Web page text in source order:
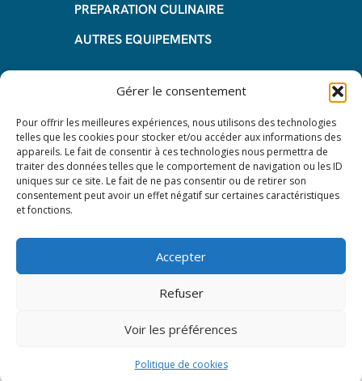
Gérer le consentement
Pour offrir les meilleures expériences, nous utilisons des technologies
telles que les cookies pour stocker et/ou accéder aux informations des
appareils. Le fait de consentir à ces technologies nous permettra de
traiter des données telles que le comportement de navigation ou les ID
uniques sur ce site. Le fait de ne pas consentir ou de retirer son
consentement peut avoir un effet négatif sur certaines caractéristiques
et fonctions.
Accepter
Refuser
Voir les préférences
Politique de cookies
PREPARATION CULINAIRE
AUTRES EQUIPEMENTS
Informations
Questions fréquentes
Les avantages de la LOA
Les étapes du leasing de matériel
de restauration
Mentions Légales
Protection des données – RGPD
© 2024 All rights reserved. Leasy Mat.